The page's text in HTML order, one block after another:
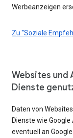
Werbeanzeigen
Zu "Soziale
Websites und
Dienste
Daten von
Dienste wie
eventuell an